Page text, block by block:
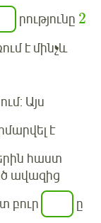
րությունը 2
է մինչև
Այս
է
հաստ
ավազից
բուր
ը